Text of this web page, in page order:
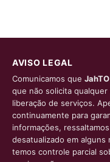
AVISO LEGAL
Comunicamos que JahTO
que não solicita
liberação de serviços.
continuamente para
informações,
desatualizado em alguns
temos controle parcial